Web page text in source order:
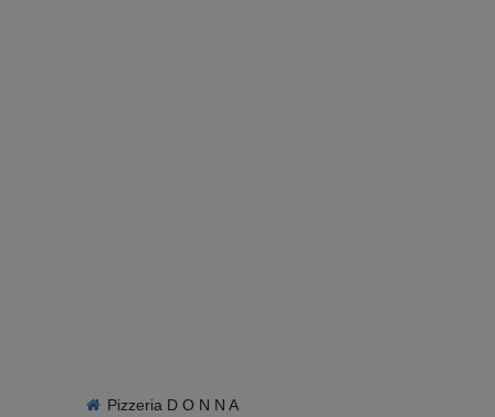
Pizzeria D O N N A